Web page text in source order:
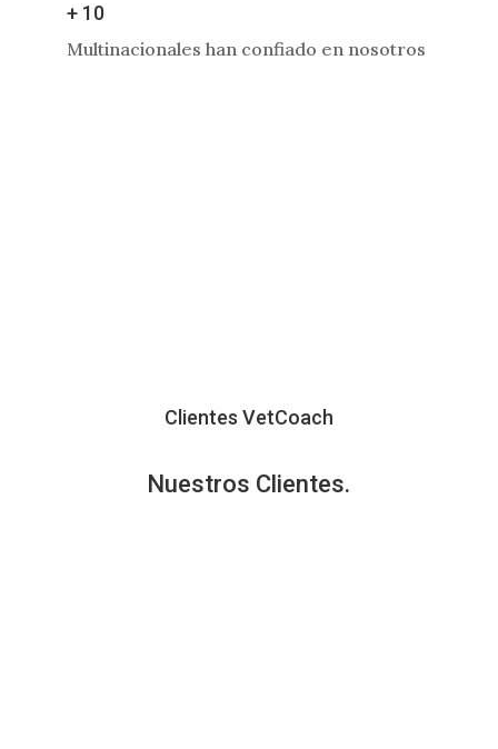
+ 10
Multinacionales han confiado en nosotros
Clientes VetCoach
Nuestros Clientes.